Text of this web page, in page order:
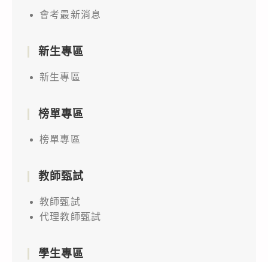
會考最新消息
新生專區
新生專區
榜單專區
榜單專區
教師甄試
教師甄試
代理教師甄試
學生專區